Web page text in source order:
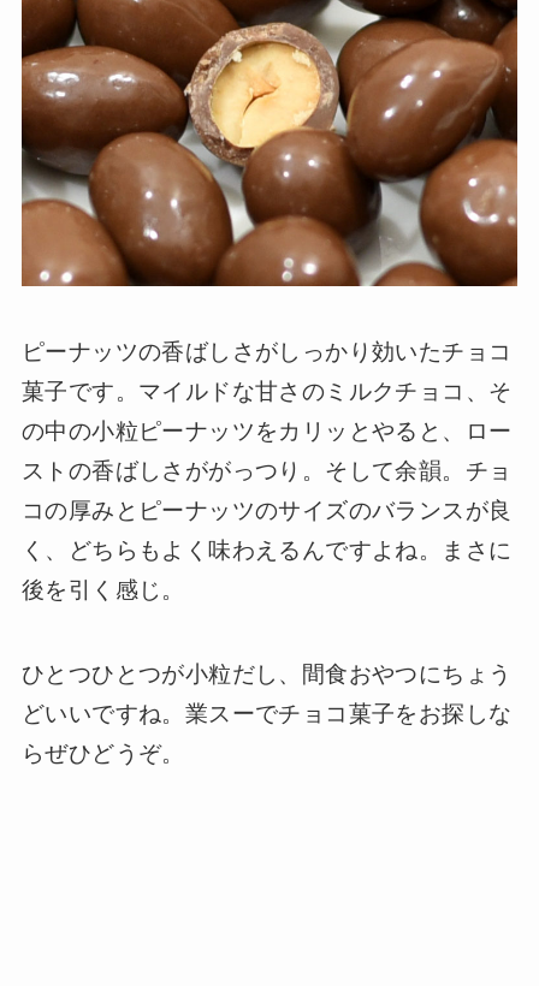
ピーナッツの香ばしさがしっかり効いたチョコ
菓子です。マイルドな甘さのミルクチョコ、そ
の中の小粒ピーナッツをカリッとやると、ロー
ストの香ばしさががっつり。そして余韻。チョ
コの厚みとピーナッツのサイズのバランスが良
く、どちらもよく味わえるんですよね。まさに
後を引く感じ。
ひとつひとつが小粒だし、間食おやつにちょう
どいいですね。業スーでチョコ菓子をお探しな
らぜひどうぞ。